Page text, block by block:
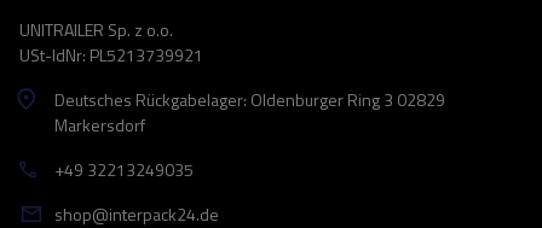
UNITRAILER Sp. z o.o.
USt-IdNr: PL5213739921
Deutsches Rückgabelager: Oldenburger Ring 3 02829
Markersdorf
+49 32213249035
shop@interpack24.de